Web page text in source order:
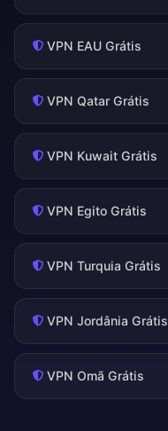
VPN EAU Grátis
VPN Qatar Grátis
VPN Kuwait Grátis
VPN Egito Grátis
VPN Turquia Grátis
VPN Jordânia Grátis
VPN Omã Grátis